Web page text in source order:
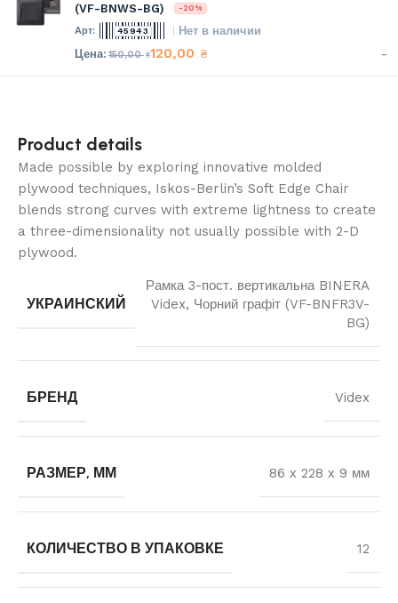
(VF-BNWS-BG)
-20%
45943 Нет в наличии
150,00₴120,00 ₴ -
Product details
Made possible by exploring innovative molded
plywood techniques, Iskos-Berlin’s Soft Edge Chair
blends strong curves with extreme lightness to create
a three-dimensionality not usually possible with 2-D
plywood.
УКРАИНСКИЙ
Рамка 3-пост. вертикальна BINERA
Videx, Чорний графіт (VF-BNFR3V-
BG)
БРЕНД Videx
РАЗМЕР, ММ 86 х 228 х 9 мм
КОЛИЧЕСТВО В УПАКОВКЕ 12